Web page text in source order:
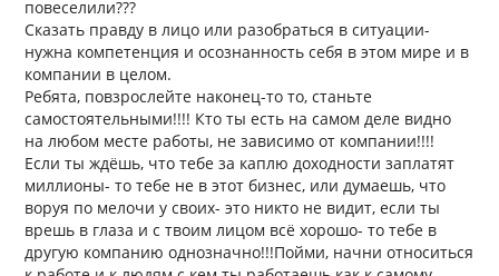
повеселили???
Сказать правду в лицо или разобраться в ситуации-
нужна компетенция и осознанность себя в этом мире и в
компании в целом.
Ребята, повзрослейте наконец-то то, станьте
самостоятельными!!!! Кто ты есть на самом деле видно
на любом месте работы, не зависимо от компании!!!!
Если ты ждёшь, что тебе за каплю доходности заплатят
миллионы- то тебе не в этот бизнес, или думаешь, что
воруя по мелочи у своих- это никто не видит, если ты
врешь в глаза и с твоим лицом всё хорошо- то тебе в
другую компанию однозначно!!!Пойми, начни относиться